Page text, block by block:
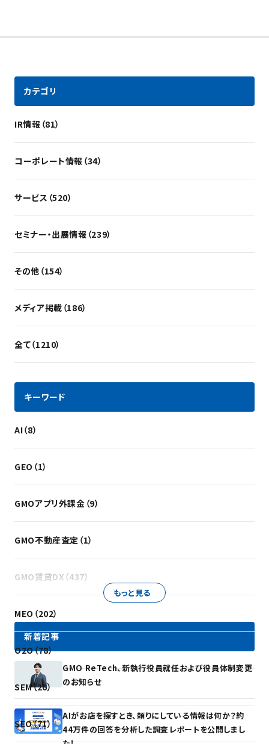
カテゴリ
IR情報（81）
コーポレート情報（34）
サービス（520）
セミナー・出展情報（239）
その他（154）
メディア掲載（186）
全て（1210）
キーワード
AI（8）
GEO（1）
GMOアプリ外課金（9）
GMO不動産査定（1）
GMO賃貸DX（437）
MEO（202）
O2O（78）
SEM（26）
SEO（71）
もっと見る
新着記事
GMO ReTech、新執行役員就任および役員体制変更
のお知らせ
AIがお店を探すとき、頼りにしている情報は何か？約
44万件の回答を分析した調査レポートを公開しまし